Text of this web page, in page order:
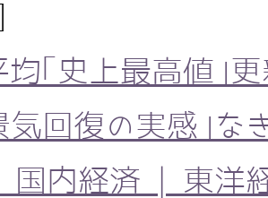
均｢史上最高値｣
回復の実感｣な
国内経済 | 東洋